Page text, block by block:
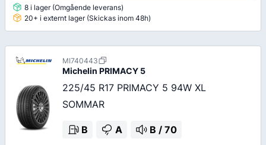
8 i lager (Omgående leverans)
20+ i externt lager (Skickas inom 48h)
MI740443
Michelin PRIMACY 5
225/45 R17 PRIMACY 5 94W XL
SOMMAR
B A B / 70